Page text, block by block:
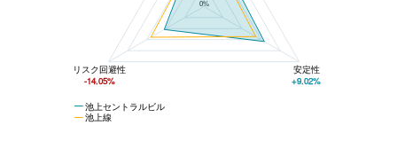
0%
池上セントラルビル
池上線
リスク回避性
-14.05%
安定性
+9.02%